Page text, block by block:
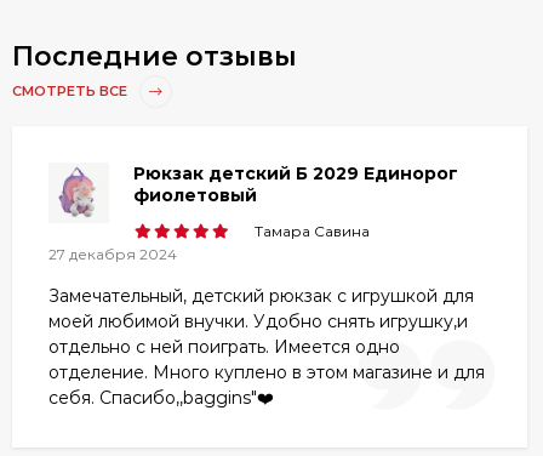
Последние отзывы
СМОТРЕТЬ ВСЕ
Рюкзак детский Б 2029 Единорог
фиолетовый
Тамара Савина
27 декабря 2024
Замечательный, детский рюкзак с игрушкой для
моей любимой внучки. Удобно снять игрушку,и
отдельно с ней поиграть. Имеется одно
отделение. Много куплено в этом магазине и для
себя. Спасибо,,baggins"❤️